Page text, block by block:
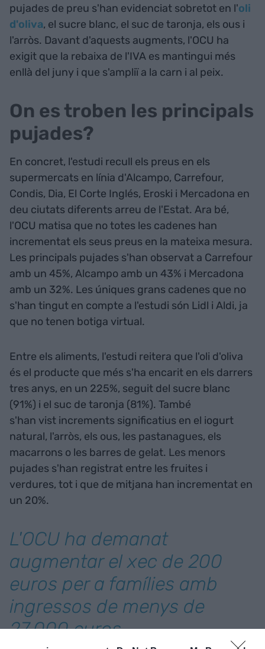
pujades de preu s'han evidenciat sobretot en l'oli
d'oliva, el sucre blanc, el suc de taronja, els ous i
l'arròs. Davant d'aquests augments, l'OCU ha
exigit que la rebaixa de l'IVA es mantingui més
enllà del juny i que s'ampliï a la carn i al peix.
On es troben les principals
pujades?
En concret, l'estudi recull els preus en els
supermercats en línia d'Alcampo, Carrefour,
Condis, Dia, El Corte Inglés, Eroski i Mercadona en
deu ciutats diferents arreu de l'Estat. Ara bé,
l'OCU matisa que no totes les cadenes han
incrementat els seus preus en la mateixa mesura.
Les principals pujades s'han observat a Carrefour
amb un 45%, Alcampo amb un 43% i Mercadona
amb un 32%. Les úniques grans cadenes que no
s'han tingut en compte a l'estudi són Lidl i Aldi, ja
que no tenen botiga virtual.
Entre els aliments, l'estudi reitera que l'oli d'oliva
és el producte que més s'ha encarit en els darrers
tres anys, en un 225%, seguit del sucre blanc
(91%) i el suc de taronja (81%). També
s'han vist increments significatius en el iogurt
natural, l'arròs, els ous, les pastanagues, els
macarrons o les barres de gelat. Les menors
pujades s'han registrat entre les fruites i
verdures, tot i que de mitjana han incrementat en
un 20%.
L'OCU ha demanat
augmentar el xec de 200
euros per a famílies amb
ingressos de menys de
27.000 euros